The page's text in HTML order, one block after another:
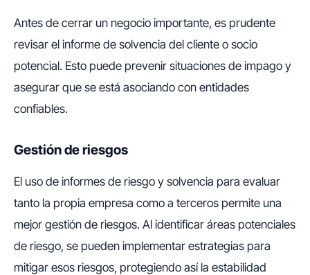
Antes de cerrar un negocio importante, es prudente
revisar el informe de solvencia del cliente o socio
potencial. Esto puede prevenir situaciones de impago y
asegurar que se está asociando con entidades
confiables.
Gestión de riesgos
El uso de informes de riesgo y solvencia para evaluar
tanto la propia empresa como a terceros permite una
mejor gestión de riesgos. Al identificar áreas potenciales
de riesgo, se pueden implementar estrategias para
mitigar esos riesgos, protegiendo así la estabilidad